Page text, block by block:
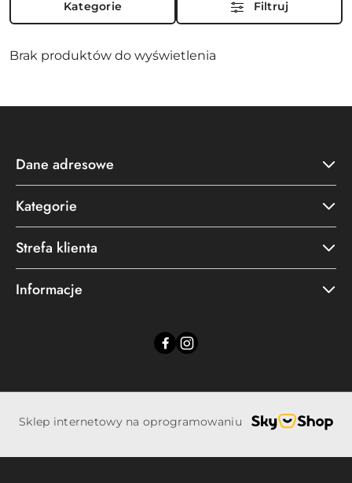
Kategorie Filtruj
Brak produktów do wyświetlenia
Dane adresowe
Kategorie
Strefa klienta
Informacje
Sklep internetowy na oprogramowaniu